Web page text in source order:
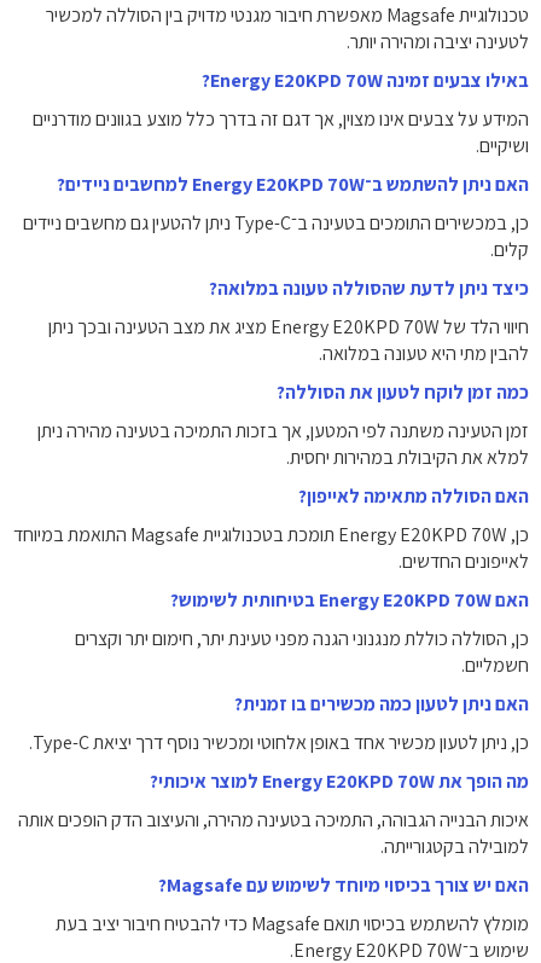
טכנולוגיית Magsafe מאפשרת חיבור מגנטי מדויק בין הסוללה למכשיר
לטעינה יציבה ומהירה יותר.
באילו צבעים זמינה Energy E20KPD 70W?
המידע על צבעים אינו מצוין, אך דגם זה בדרך כלל מוצע בגוונים מודרניים
ושיקיים.
האם ניתן להשתמש ב־Energy E20KPD 70W למחשבים ניידים?
כן, במכשירים התומכים בטעינה ב־Type-C ניתן להטעין גם מחשבים ניידים
קלים.
כיצד ניתן לדעת שהסוללה טעונה במלואה?
חיווי הלד של Energy E20KPD 70W מציג את מצב הטעינה ובכך ניתן
להבין מתי היא טעונה במלואה.
כמה זמן לוקח לטעון את הסוללה?
זמן הטעינה משתנה לפי המטען, אך בזכות התמיכה בטעינה מהירה ניתן
למלא את הקיבולת במהירות יחסית.
האם הסוללה מתאימה לאייפון?
כן, Energy E20KPD 70W תומכת בטכנולוגיית Magsafe התואמת במיוחד
לאייפונים החדשים.
האם Energy E20KPD 70W בטיחותית לשימוש?
כן, הסוללה כוללת מנגנוני הגנה מפני טעינת יתר, חימום יתר וקצרים
חשמליים.
האם ניתן לטעון כמה מכשירים בו זמנית?
כן, ניתן לטעון מכשיר אחד באופן אלחוטי ומכשיר נוסף דרך יציאת Type-C.
מה הופך את Energy E20KPD 70W למוצר איכותי?
איכות הבנייה הגבוהה, התמיכה בטעינה מהירה, והעיצוב הדק הופכים אותה
למובילה בקטגורייתה.
האם יש צורך בכיסוי מיוחד לשימוש עם Magsafe?
מומלץ להשתמש בכיסוי תואם Magsafe כדי להבטיח חיבור יציב בעת
שימוש ב־Energy E20KPD 70W.